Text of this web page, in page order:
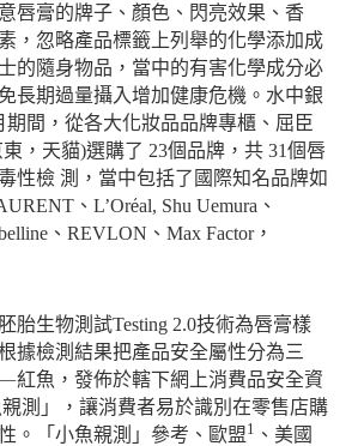
唇膏的牌子、顏色、閃亮效果、香
，忽略產品標籤上列舉的化學添加成
的隨身物品，當中的有害化學成分必
長期過量攝入增加健康危機。水中銀
期間，從各大化妝品品牌專櫃、屈臣
東，天貓)選購了 23個品牌，共 31個唇
性檢 測，當中包括了國際知名品牌如
、 L’Oréal, Shu Uemura 、
、 REVLON 、 Max Factor，
胎生物測試Testing 2.0技術為唇膏樣
據檢測結果把產品安全屬性分為三
紅魚，發佈於轄下網上消費品安全資
親測」，讓消費者易於識別在零售店購
。「小魚親測」參考、歐盟1 、美國